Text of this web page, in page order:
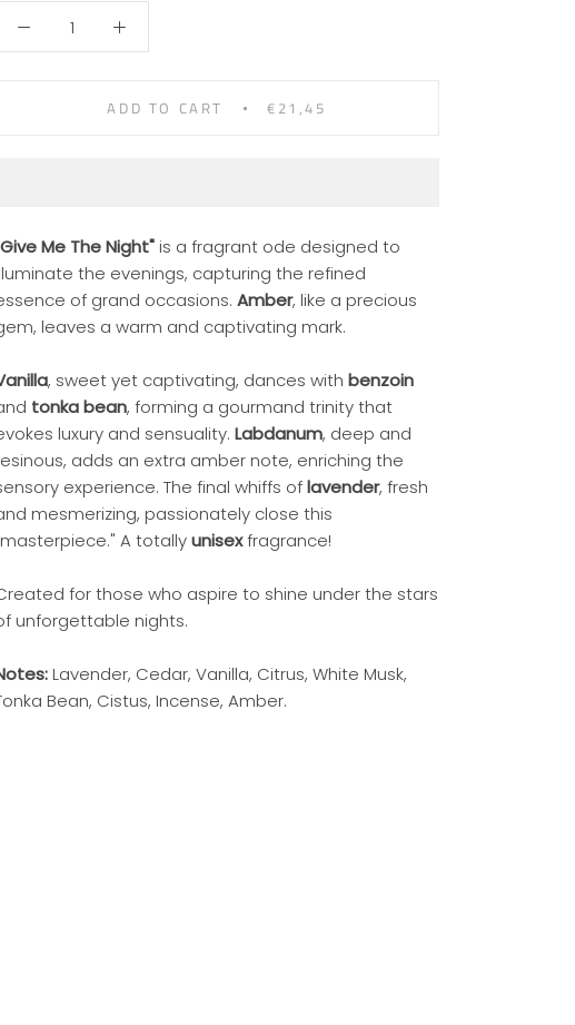
ADD TO CART €21,45
Me The Night"is a fragrant ode designed to
the evenings, capturing the refined
of grand occasions. Amber, like a precious
leaves a warm and captivating mark.
, sweet yet captivating, dances with benzoin
tonka bean, forming a gourmand trinity that
luxury and sensuality. Labdanum, deep and
adds an extra amber note, enriching the
experience. The final whiffs oflavender, fresh
mesmerizing, passionately close this
A totallyunisexfragrance!
for those who aspire to shine under the stars
unforgettable nights.
Lavender, Cedar, Vanilla, Citrus, White Musk,
Bean, Cistus, Incense, Amber.